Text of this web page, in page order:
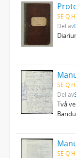
SE Q
Del av
SE Q
Del av
Två
SE Q